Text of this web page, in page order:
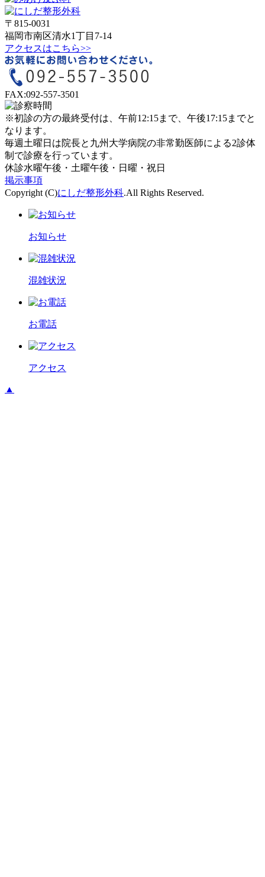
〒815-0031
福岡市南区清水1丁目7-14
アクセスはこちら>>
FAX:092-557-3501
※初診の方の最終受付は、 午前12:15まで、 午後17:15までと
なります。
毎週土曜日は院長と九州大学病院の非常勤医師による2診体
制で診療を行っています。
休診水曜午後・土曜午後・日曜・祝日
掲示事項
Copyright (C)にしだ整形外科.All Rights Reserved.
お知らせ
混雑状況
お電話
アクセス
▲